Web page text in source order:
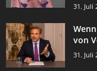
31. Juli
von
31. Juli